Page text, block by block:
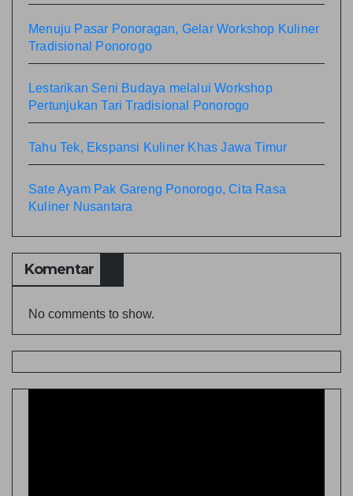
Menuju Pasar Ponoragan, Gelar Workshop Kuliner
Tradisional Ponorogo
Lestarikan Seni Budaya melalui Workshop
Pertunjukan Tari Tradisional Ponorogo
Tahu Tek, Ekspansi Kuliner Khas Jawa Timur
Sate Ayam Pak Gareng Ponorogo, Cita Rasa
Kuliner Nusantara
Komentar
No comments to show.